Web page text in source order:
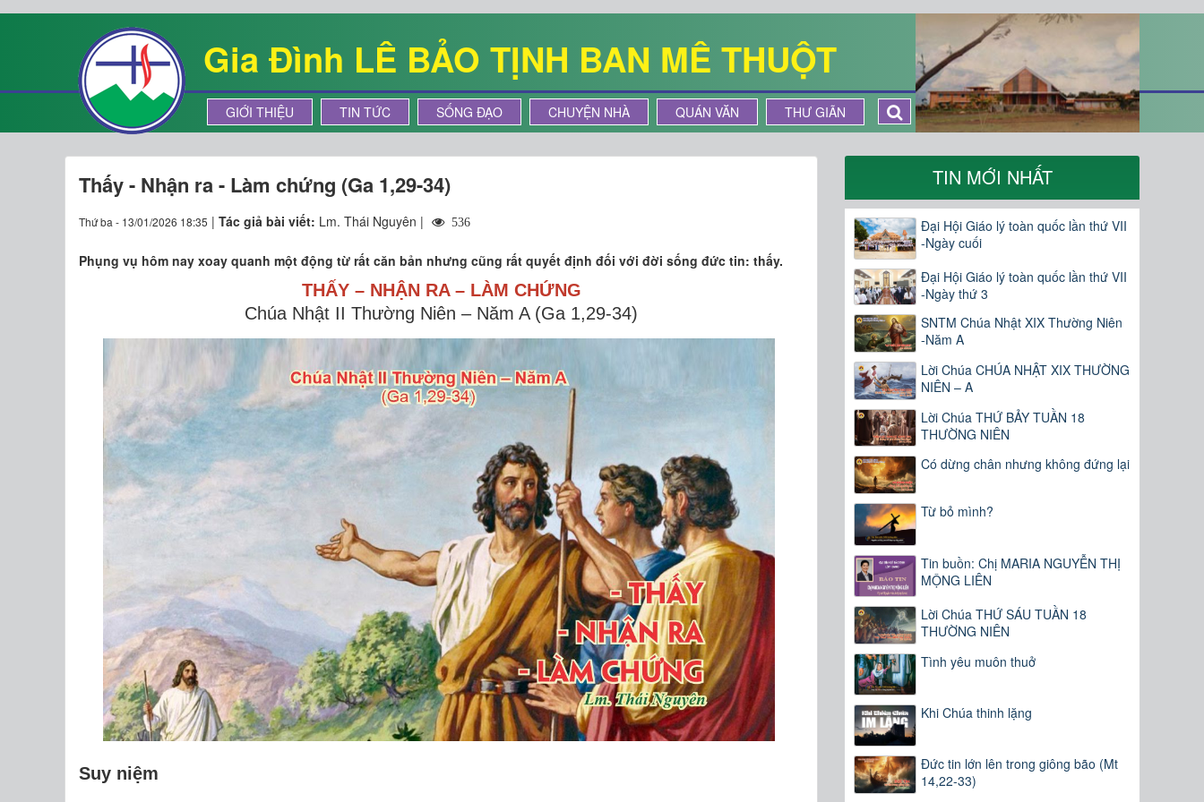
Gia Đình LÊ BẢO TỊNH BAN MÊ THUỘT
GIỚI THIỆU TIN TỨC SỐNG ĐẠO CHUYỆN NHÀ QUÁN VĂN THƯ GIÃN
Thấy - Nhận ra - Làm chứng (Ga 1,29-34)
Thứ ba - 13/01/2026 18:35 | Tác giả bài viết: Lm. Thái Nguyên | 536
Phụng vụ hôm nay xoay quanh một động từ rất căn bản nhưng cũng rất quyết định đối với đời sống đức tin: thấy.
THẤY – NHẬN RA – LÀM CHỨNG
Chúa Nhật II Thường Niên – Năm A (Ga 1,29-34)
Suy niệm
TIN MỚI NHẤT
Đại Hội Giáo lý toàn quốc lần thứ VII
-Ngày cuối
Đại Hội Giáo lý toàn quốc lần thứ VII
-Ngày thứ 3
SNTM Chúa Nhật XIX Thường Niên
-Năm A
Lời Chúa CHÚA NHẬT XIX THƯỜNG
NIÊN – A
Lời Chúa THỨ BẢY TUẦN 18
THƯỜNG NIÊN
Có dừng chân nhưng không đứng lại
Từ bỏ mình?
Tin buồn: Chị MARIA NGUYỄN THỊ
MỘNG LIÊN
Lời Chúa THỨ SÁU TUẦN 18
THƯỜNG NIÊN
Tình yêu muôn thuở
Khi Chúa thinh lặng
Đức tin lớn lên trong giông bão (Mt
14,22-33)